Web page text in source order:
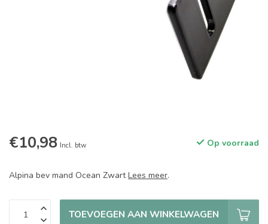
€10,98 Incl. btw Op voorraad
Alpina bev mand Ocean ZwartLees meer.
TOEVOEGEN AAN WINKELWAGEN